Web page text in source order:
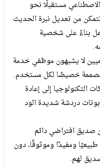
مستقبلًا نحو
من تعديل نبرة الحديث
بناءً على شخصية
لا يشبهون موظفي خدمة
مصممة خصيصًا لكل مستخدم.
التكنولوجيا إلى إعادة
دردشة شديدة الود
صديق افتراضي دائم
ومفيدًا وموثوقًا، دون
لهم.